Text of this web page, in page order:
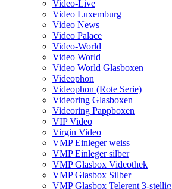
Video-Live
Video Luxemburg
Video News
Video Palace
Video-World
Video World
Video World Glasboxen
Videophon
Videophon (Rote Serie)
Videoring Glasboxen
Videoring Pappboxen
VIP Video
Virgin Video
VMP Einleger weiss
VMP Einleger silber
VMP Glasbox Videothek
VMP Glasbox Silber
VMP Glasbox Telerent 3-stellig